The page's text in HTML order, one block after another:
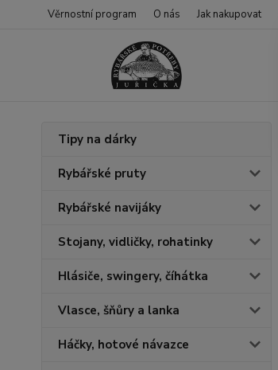
Věrnostní program O nás Jak nakupovat
Tipy na dárky
Rybářské pruty
Rybářské navijáky
Stojany, vidličky, rohatinky
Hlásiče, swingery, číhátka
Vlasce, šňůry a lanka
Háčky, hotové návazce